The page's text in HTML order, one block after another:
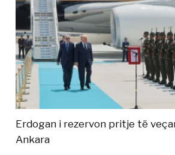
Erdogan i rezervon pritje të
Ankara